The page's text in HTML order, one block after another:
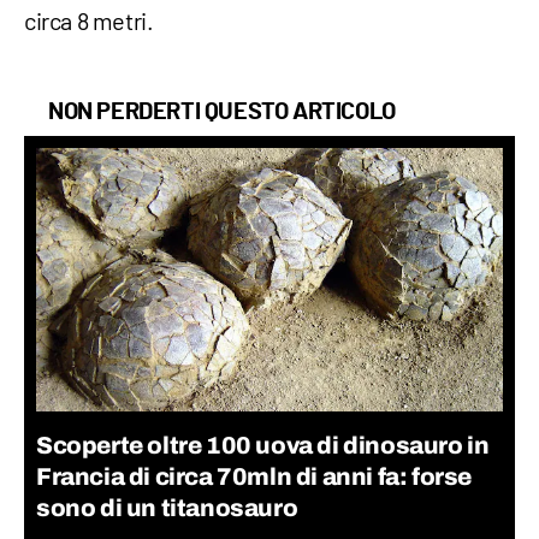
circa 8 metri.
NON PERDERTI QUESTO ARTICOLO
Scoperte oltre 100 uova di dinosauro in
Francia di circa 70mln di anni fa: forse
sono di un titanosauro